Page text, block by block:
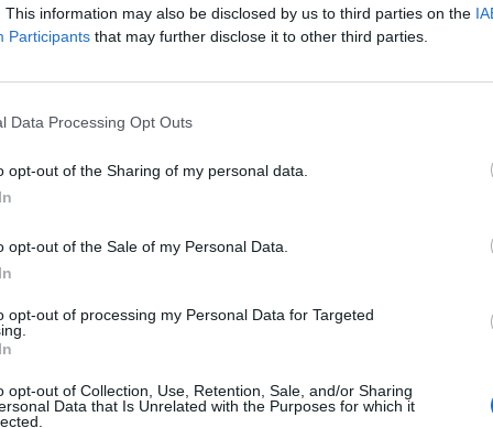
This information may also be disclosed by us to third parties on the
Participants that may further disclose it to other third parties.
Data Processing Opt Outs
opt-out of the Sharing of my personal data.
opt-out of the Sale of my Personal Data.
opt-out of processing my Personal Data for Targeted
opt-out of Collection, Use, Retention, Sale, and/or Sharing
Data that Is Unrelated with the Purposes for which it
meg, hogy a legújabb Kína elleni védővámok az
részér is érinthetik, melyek a Távol-Keleten készülnek.
elnök pénteken jelentette be, hogy kész további 267 milliárd
"amikor csak akar". A nap második felében a Bloomberg
azt írják, hogy az Apple Watch, az AirPod...
portfolio.hu hírarchívumához tartozik, melynek olvasása
tartalmazza:
elmúlt 2 év napon belüli